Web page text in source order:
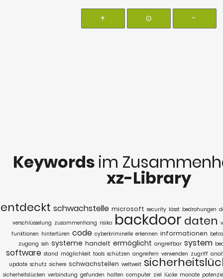
+ ⊙ -
Keywords im
xz-Library
entdeckt schwachstelle microsoft security lässt bedrohungen
verschlüsselung zusammenhang risiko backdoor daten
funktionen hintertüren code cyberkriminelle erkennen informationen
zugang ssh systeme handelt ermöglicht angreifbar system
software stand möglichkeit tools schützen angreifern verwenden zugriff
update schutz sichere schwachstellen weltweit
sicherheitslücken verbindung gefunden halten computer ziel lücke monate